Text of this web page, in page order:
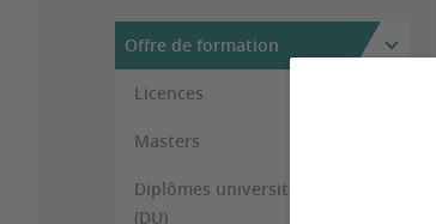
Offre de formation
Licences
Masters
Diplômes universitaires
(DU)